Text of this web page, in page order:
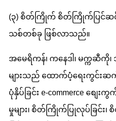
(၃) စိတ်ကြိုက် စိတ်ကြိုက်ပြင်ဆင်
သစ်တစ်ခု ဖြစ်လာသည်။
အမေရိကန်၊ ကနေဒါ၊ မက္ကဆီကို၊
များသည် ထောက်ပံ့ရေးကွင်းဆ
ပုံနှိပ်ခြင်း e-commerce စျေး
မှုများ၊ စိတ်ကြိုက်ပြုလုပ်ခြင်း